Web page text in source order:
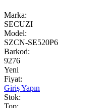
Marka:
SECUZI
Model:
SZCN-SE520P6
Barkod:
9276
Yeni
Fiyat:
Giriş Yapın
Stok: